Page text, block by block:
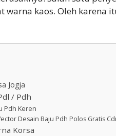
warna kaos. Oleh karena
Jogja
/ Pdh
Pdh Keren
Desain Baju Pdh Polos Gratis
Korsa